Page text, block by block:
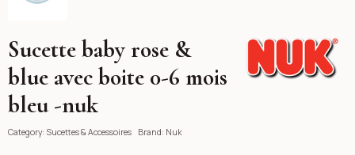
Nuk
Sucette baby rose &
blue avec boite 0-6 mois
bleu -nuk
Category: Sucettes & Accessoires Brand: Nuk